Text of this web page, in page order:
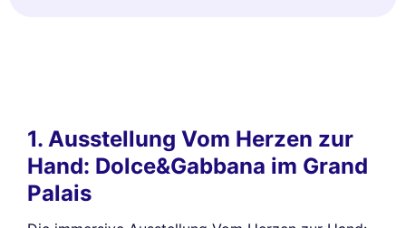
1. Ausstellung Vom Herzen zur
Hand: Dolce&Gabbana im Grand
Palais